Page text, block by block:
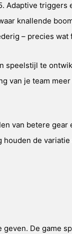
Adaptive
knallende
– precies wat
speelstijl te
van je team
van betere
de
De game